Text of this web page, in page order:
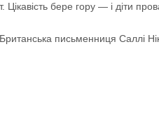
бере гору — і діти
письменниця Саллі